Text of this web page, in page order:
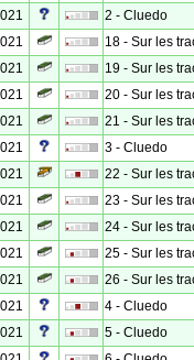
2 - Cluedo
18 - Sur les
19 - Sur les
20 - Sur les
21 - Sur les
3 - Cluedo
22 - Sur les
23 - Sur les
24 - Sur les
25 - Sur les
26 - Sur les
4 - Cluedo
5 - Cluedo